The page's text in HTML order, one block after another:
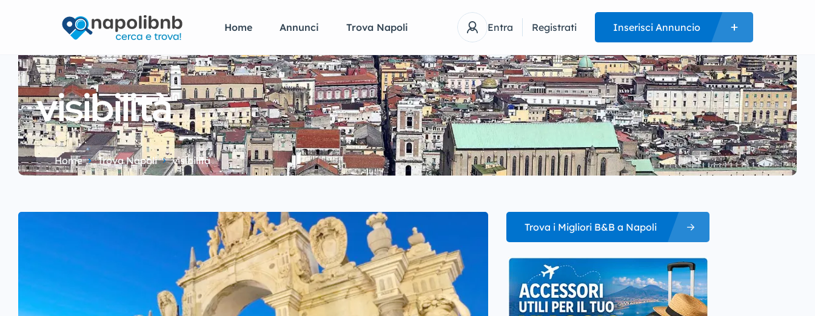
Home Annunci Trova Napoli Entra Registrati Inserisci Annuncio
visibilità
Home Trova Napoli visibilità
Trova i Migliori B&B a Napoli